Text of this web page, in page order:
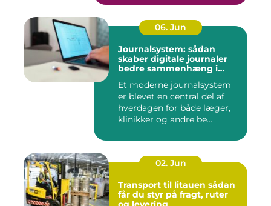
06. Jun
Journalsystem: sådan
skaber digitale journaler
bedre sammenhæng i
Et moderne journalsystem
er blevet en central del af
hverdagen for både læger,
klinikker og andre be...
02. Jun
Transport til litauen sådan
får du styr på fragt, ruter